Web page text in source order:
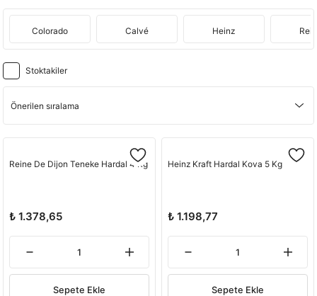
Colorado Calvé Heinz
Stoktakiler
Reine De Dijon Teneke Hardal 4 Kg
₺ 1.378,65
Sepete Ekle
Heinz Kraft Hardal Kova 5 Kg
₺ 1.198,77
Sepete Ekle